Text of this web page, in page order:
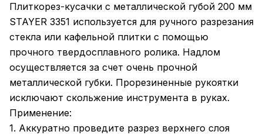
Плиткорез-кусачки с металлической губой 200 мм
STAYER 3351 используется для ручного разрезания
стекла или кафельной плитки с помощью
прочного твердосплавного ролика. Надлом
осуществляется за счет очень прочной
металлической губки. Прорезиненные рукоятки
исключают скольжение инструмента в руках.
Применение:
1. Аккуратно проведите разрез верхнего слоя